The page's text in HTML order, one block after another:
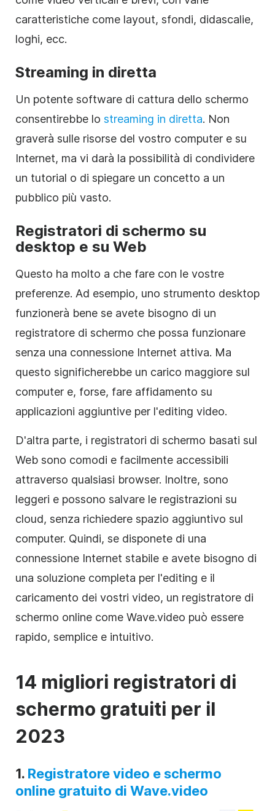
caratteristiche come layout, sfondi, didascalie,
loghi, ecc.
Streaming in diretta
Un potente software di cattura dello schermo
consentirebbe lo streaming in diretta. Non
graverà sulle risorse del vostro computer e su
Internet, ma vi darà la possibilità di condividere
un tutorial o di spiegare un concetto a un
pubblico più vasto.
Registratori di schermo su
desktop e su Web
Questo ha molto a che fare con le vostre
preferenze. Ad esempio, uno strumento desktop
funzionerà bene se avete bisogno di un
registratore di schermo che possa funzionare
senza una connessione Internet attiva. Ma
questo significherebbe un carico maggiore sul
computer e, forse, fare affidamento su
applicazioni aggiuntive per l'editing video.
D'altra parte, i registratori di schermo basati sul
Web sono comodi e facilmente accessibili
attraverso qualsiasi browser. Inoltre, sono
leggeri e possono salvare le registrazioni su
cloud, senza richiedere spazio aggiuntivo sul
computer. Quindi, se disponete di una
connessione Internet stabile e avete bisogno di
una soluzione completa per l'editing e il
caricamento dei vostri video, un registratore di
schermo online come Wave.video può essere
rapido, semplice e intuitivo.
14 migliori registratori di
schermo gratuiti per il
2023
1. Registratore video e schermo
online gratuito di Wave.video